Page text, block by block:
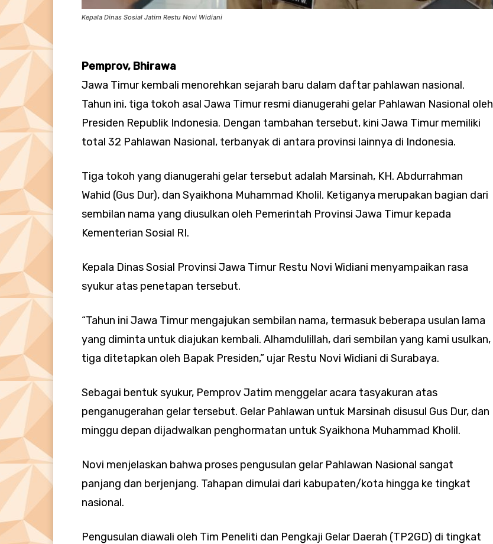
Kepala Dinas Sosial Jatim Restu Novi Widiani
Pemprov, Bhirawa
Jawa Timur kembali menorehkan sejarah baru dalam daftar pahlawan nasional.
Tahun ini, tiga tokoh asal Jawa Timur resmi dianugerahi gelar Pahlawan Nasional oleh
Presiden Republik Indonesia. Dengan tambahan tersebut, kini Jawa Timur memiliki
total 32 Pahlawan Nasional, terbanyak di antara provinsi lainnya di Indonesia.
Tiga tokoh yang dianugerahi gelar tersebut adalah Marsinah, KH. Abdurrahman
Wahid (Gus Dur), dan Syaikhona Muhammad Kholil. Ketiganya merupakan bagian dari
sembilan nama yang diusulkan oleh Pemerintah Provinsi Jawa Timur kepada
Kementerian Sosial RI.
Kepala Dinas Sosial Provinsi Jawa Timur Restu Novi Widiani menyampaikan rasa
syukur atas penetapan tersebut.
“Tahun ini Jawa Timur mengajukan sembilan nama, termasuk beberapa usulan lama
yang diminta untuk diajukan kembali. Alhamdulillah, dari sembilan yang kami usulkan,
tiga ditetapkan oleh Bapak Presiden,” ujar Restu Novi Widiani di Surabaya.
Sebagai bentuk syukur, Pemprov Jatim menggelar acara tasyakuran atas
penganugerahan gelar tersebut. Gelar Pahlawan untuk Marsinah disusul Gus Dur, dan
minggu depan dijadwalkan penghormatan untuk Syaikhona Muhammad Kholil.
Novi menjelaskan bahwa proses pengusulan gelar Pahlawan Nasional sangat
panjang dan berjenjang. Tahapan dimulai dari kabupaten/kota hingga ke tingkat
nasional.
Pengusulan diawali oleh Tim Peneliti dan Pengkaji Gelar Daerah (TP2GD) di tingkat